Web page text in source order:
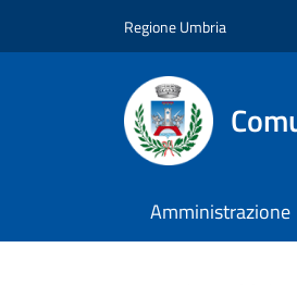
Regione Umbria
Amministrazione